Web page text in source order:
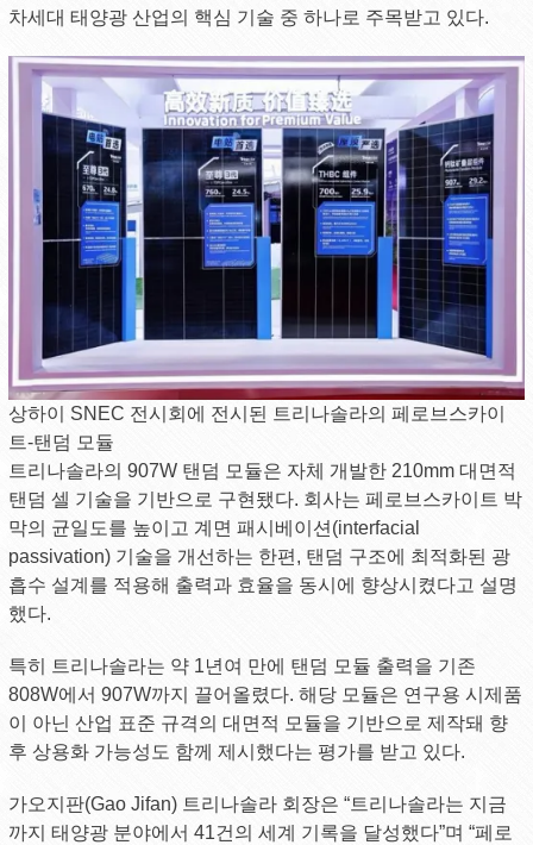
차세대 태양광 산업의 핵심 기술 중 하나로 주목받고 있다.
상하이 SNEC 전시회에 전시된 트리나솔라의 페로브스카이
트-탠덤 모듈
트리나솔라의 907W 탠덤 모듈은 자체 개발한 210mm 대면적
탠덤 셀 기술을 기반으로 구현됐다. 회사는 페로브스카이트 박
막의 균일도를 높이고 계면 패시베이션(interfacial
passivation) 기술을 개선하는 한편, 탠덤 구조에 최적화된 광
흡수 설계를 적용해 출력과 효율을 동시에 향상시켰다고 설명
했다.
특히 트리나솔라는 약 1년여 만에 탠덤 모듈 출력을 기존
808W에서 907W까지 끌어올렸다. 해당 모듈은 연구용 시제품
이 아닌 산업 표준 규격의 대면적 모듈을 기반으로 제작돼 향
후 상용화 가능성도 함께 제시했다는 평가를 받고 있다.
가오지판(Gao Jifan) 트리나솔라 회장은 “트리나솔라는 지금
까지 태양광 분야에서 41건의 세계 기록을 달성했다”며 “페로